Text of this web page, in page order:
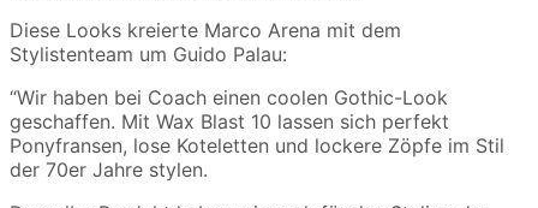
Diese Looks kreierte Marco Arena mit dem
Stylistenteam um Guido Palau:
“Wir haben bei Coach einen coolen Gothic-Look
geschaffen. Mit Wax Blast 10 lassen sich perfekt
Ponyfransen, lose Koteletten und lockere Zöpfe im Stil
der 70er Jahre stylen.